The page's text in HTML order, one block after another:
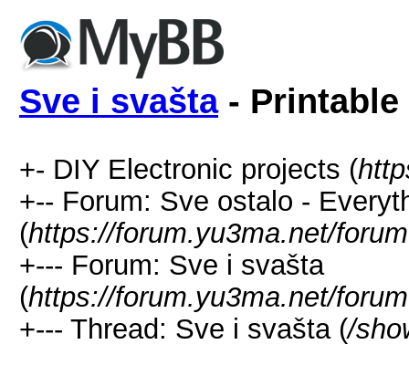
Sve i svašta- Printable
+- DIY Electronic projects (
+-- Forum: Sve ostalo -
(https://forum.yu3ma.net/
+--- Forum: Sve i svašta
(https://forum.yu3ma.net/
+--- Thread: Sve i svašta (/